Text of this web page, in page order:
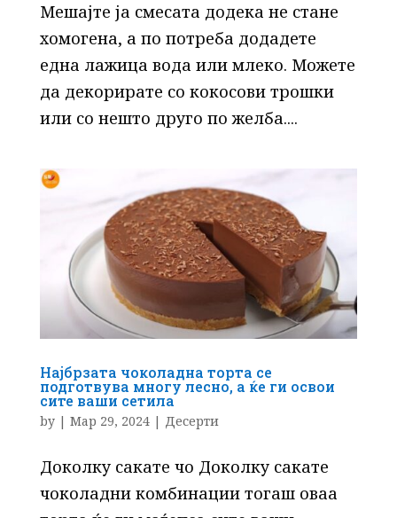
Мешајте ја смесата додека не стане
хомогена, а по потреба додадете
една лажица вода или млеко. Можете
да декорирате со кокосови трошки
или со нешто друго по желба....
Најбрзата чоколадна торта се
подготвува многу лесно, а ќе ги освои
сите ваши сетила
by | Мар 29, 2024| Десерти
Доколку сакате чо Доколку сакате
чоколадни комбинации тогаш оваа